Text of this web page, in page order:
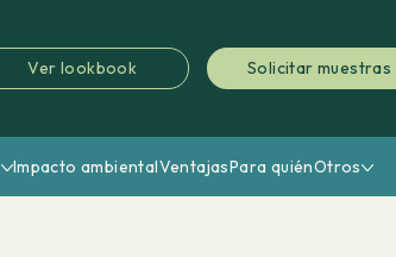
Ver lookbook Solicitar muestras
Impacto ambientalVentajasPara quiénOtros